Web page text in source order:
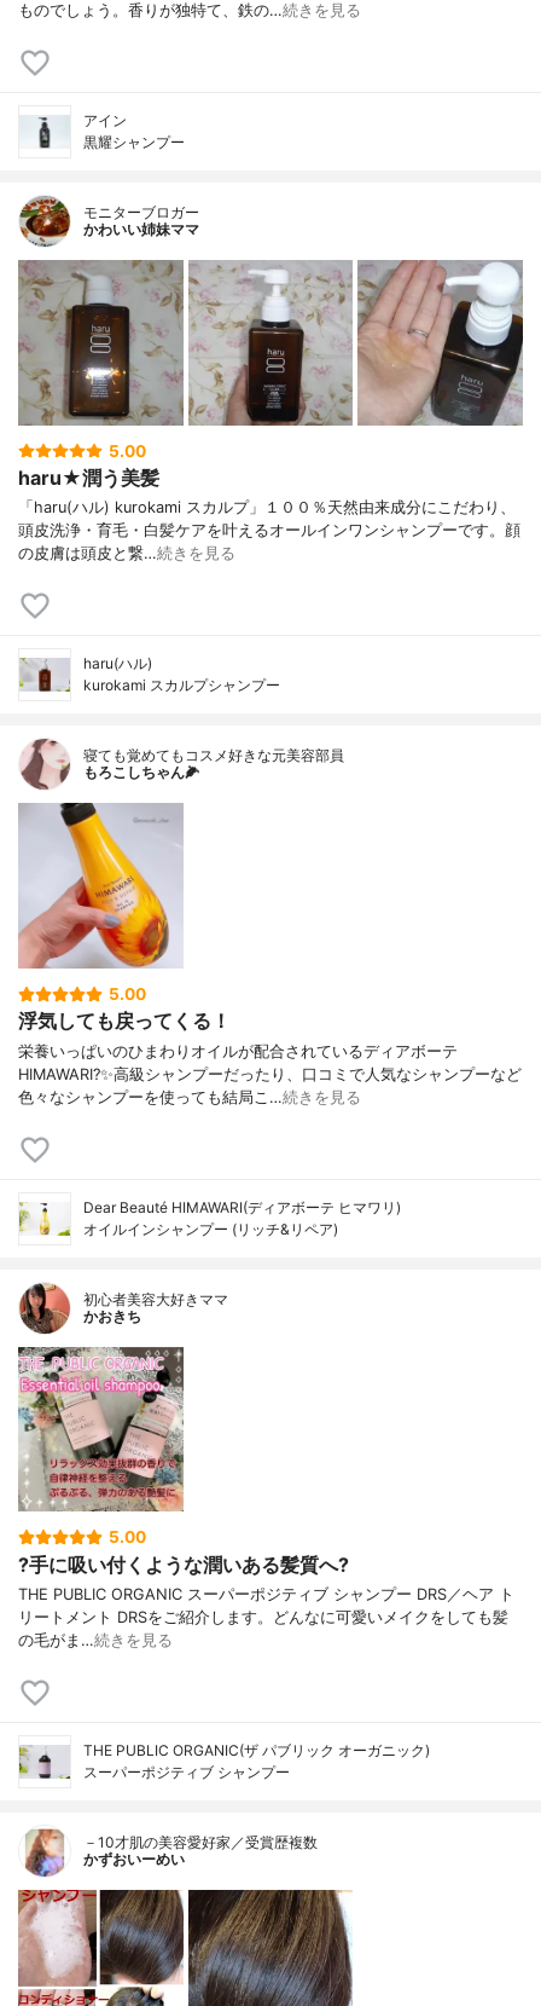
ものでしょう。香りが独特て、鉄の…続きを見る
アイン
黒耀シャンプー
モニターブロガー
かわいい姉妹ママ
5.00
haru★潤う美髪
「haru(ハル) kurokami スカルプ」１００％天然由来成分にこだわり、
頭皮洗浄・育毛・白髪ケアを叶えるオールインワンシャンプーです。顔
の皮膚は頭皮と繋…続きを見る
haru(ハル)
kurokami スカルプシャンプー
寝ても覚めてもコスメ好きな元美容部員
もろこしちゃん🌽
5.00
浮気しても戻ってくる！
栄養いっぱいのひまわりオイルが配合されているディアボーテ
HIMAWARI?✨高級シャンプーだったり、口コミで人気なシャンプーなど
色々なシャンプーを使っても結局こ…続きを見る
Dear Beauté HIMAWARI(ディアボーテ ヒマワリ)
オイルインシャンプー (リッチ&リペア)
初心者美容大好きママ
かおきち
5.00
?手に吸い付くような潤いある髪質へ?
THE PUBLIC ORGANIC スーパーポジティブ シャンプー DRS／ヘア ト
リートメント DRSをご紹介します。どんなに可愛いメイクをしても髪
の毛がま…続きを見る
THE PUBLIC ORGANIC(ザ パブリック オーガニック)
スーパーポジティブ シャンプー
－10才肌の美容愛好家／受賞歴複数
かずおいーめい